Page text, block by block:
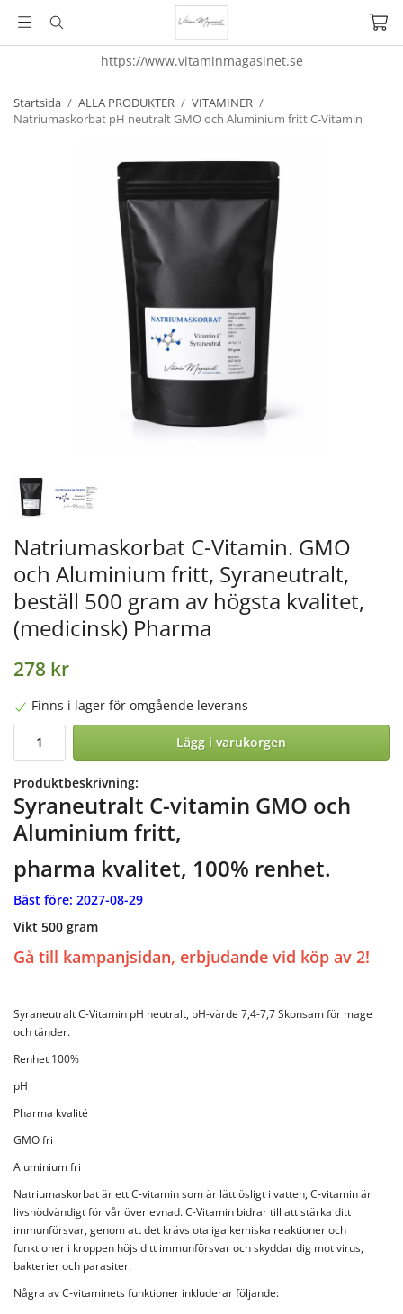
https://www.vitaminmagasinet.se
Startsida / ALLA PRODUKTER / VITAMINER /
Natriumaskorbat pH neutralt GMO och Aluminium fritt C-Vitamin
Natriumaskorbat C-Vitamin. GMO
och Aluminium fritt, Syraneutralt,
beställ 500 gram av högsta kvalitet,
(medicinsk) Pharma
278 kr
Finns i lager för omgående leverans
Lägg i varukorgen
Produktbeskrivning:
Syraneutralt C-vitamin GMO och
Aluminium fritt,
pharma kvalitet, 100% renhet.
Bäst före: 2027-08-29
Vikt 500 gram
Gå till kampanjsidan, erbjudande vid köp av 2!
Syraneutralt C-Vitamin pH neutralt, pH-värde 7,4-7,7 Skonsam för mage
och tänder.
Renhet 100%
pH
Pharma kvalité
GMO fri
Aluminium fri
Natriumaskorbat är ett C-vitamin som är lättlösligt i vatten, C-vitamin är
livsnödvändigt för vår överlevnad. C-Vitamin bidrar till att stärka ditt
immunförsvar, genom att det krävs otaliga kemiska reaktioner och
funktioner i kroppen höjs ditt immunförsvar och skyddar dig mot virus,
bakterier och parasiter.
Några av C-vitaminets funktioner inkluderar följande: